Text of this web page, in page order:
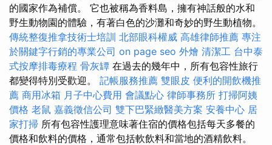
的國家作為補償。 它也被稱為香料島，擁有神話般的水和
野生動物園的體驗，有著白色的沙灘和奇妙的野生動植物。
傳統整復推拿技術士培訓 北部眼科權威 高雄律師推薦 專注
於關鍵字行銷的專業公司 on page seo 外燴 清潔工 台中泰
式按摩排毒療程 骨灰罈 在過去的幾年中，所有包容性旅行
都變得特別受歡迎。 記帳服務推薦 雙眼皮 便利的開飲機推
薦 商用冰箱 月子中心費用 會議點心 律師事務所 打掃阿姨
價格 老鼠 嘉義徵信公司 雙下巴緊緻醫美方案 安養中心 居
家打掃 所有包容性護理意味著住宿的價格包括每天多餐的
價格和飲料的價格，通常包括軟飲料和當地的酒精飲料。